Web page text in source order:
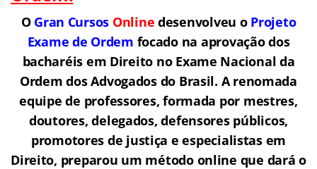
O Gran Cursos Online desenvolveu o Projeto
Exame de Ordem focado na aprovação dos
bacharéis em Direito no Exame Nacional da
Ordem dos Advogados do Brasil. A renomada
equipe de professores, formada por mestres,
doutores, delegados, defensores públicos,
promotores de justiça e especialistas em
Direito, preparou um método online que dará o